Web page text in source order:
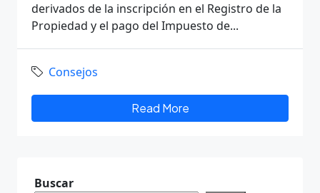
derivados de la inscripción en el Registro de la
Propiedad y el pago del Impuesto de...
Consejos
Read More
Buscar